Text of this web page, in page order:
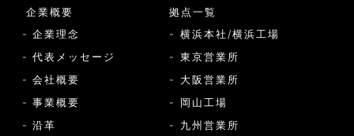
企業概要
- 企業理念
- 代表メッセージ
- 会社概要
- 事業概要
- 沿革
拠点一覧
- 横浜本社/横浜工場
- 東京営業所
- 大阪営業所
- 岡山工場
- 九州営業所